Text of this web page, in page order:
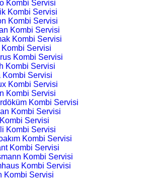
Kombi Servisi
Kombi Servisi
Kombi Servisi
Kombi Servisi
Kombi Servisi
Kombi Servisi
Kombi Servisi
Kombi Servisi
Kombi Servisi
Kombi Servisi
Kombi Servisi
Kombi Servisi
Kombi Servisi
Servisi
Kombi Servisi
Kombi Servisi
Kombi Servisi
Kombi Servisi
Kombi Servisi
Kombi Servisi